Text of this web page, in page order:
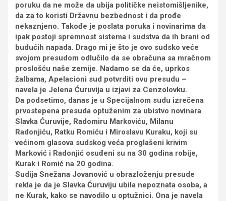
poruku da ne može da ubija političke neistomišljenike,
da za to koristi Državnu bezbednost i da prođe
nekaznjeno. Takođe je poslata poruka i novinarima da
ipak postoji spremnost sistema i sudstva da ih brani od
budućih napada. Drago mi je što je ovo sudsko veće
svojom presudom odlučilo da se obračuna sa mračnom
proslošću naše zemije. Nadamo se da će, uprkos
žalbama, Apelacioni sud potvrditi ovu presudu –
navela je Jelena Ćuruvija u izjavi za Cenzolovku.
Da podsetimo, danas je u Specijalnom sudu izrečena
prvostepena presuda optuženim za ubistvo novinara
Slavka Ćuruvije, Radomiru Markoviću, Milanu
Radonjiću, Ratku Romiću i Miroslavu Kuraku, koji su
većinom glasova sudskog veća proglašeni krivim
Marković i Radonjić osuđeni su na 30 godina robije,
Kurak i Romić na 20 godina.
Sudija Snežana Jovanović u obrazloženju presude
rekla je da je Slavka Ćuruviju ubila nepoznata osoba, a
ne Kurak, kako se navodilo u optužnici. Ona je navela